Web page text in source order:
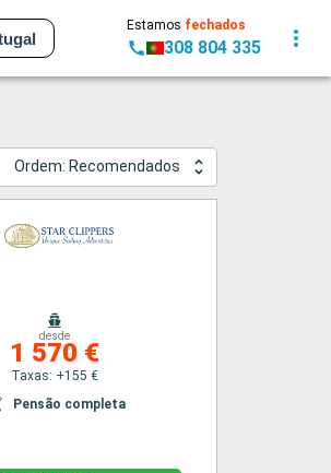
Estamos fechados
308 804 335
Ordem: Recomendados
desde
1 570 €
Taxas: +155 €
Pensão completa